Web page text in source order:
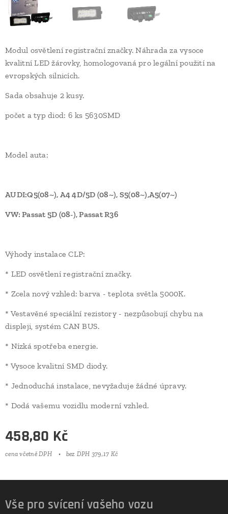
Modul osvětlení registrační značky. Náhrada za vysoce
kvalitní LED žárovky, homologovaná pro legální použití na
evropských silnicích.
Sada obsahuje 2 kusy.
počet a typ diod: 6 ks 5630SMD
Model auta:
AUDI:Q5(08~), A4 4D/5D (08~), S5(08~),A5(07~)
VW: Passat 5D (08-), Passat R36
Výhody instalace CLP:
* LED osvětlení registrační značky.
* Zcela nový vzhled: barva - teplota světla 5000K.
* Vestavěné speciální rezistory - nezpůsobují chybu na
displeji, systém CAN BUS.
* Nízká spotřeba energie.
* Vysoce kvalitní SMD diody.
* Jednoduchá instalace, nevyžaduje žádné úpravy.
* Dodá vašemu vozidlu moderní vzhled.
458,80 Kč
cena včetně DPH bez DPH 379,17 Kč
Vše pro svícení vašeho vozu